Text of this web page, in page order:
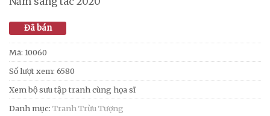
Đã bán
Mã: 10060
Số lượt xem: 6580
Xem bộ sưu tập tranh cùng họa sĩ
Danh mục: Tranh Trừu Tượng